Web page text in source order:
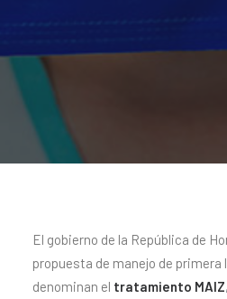
El gobierno de la República de
propuesta de manejo de primera
denominan el tratamiento MAIZ